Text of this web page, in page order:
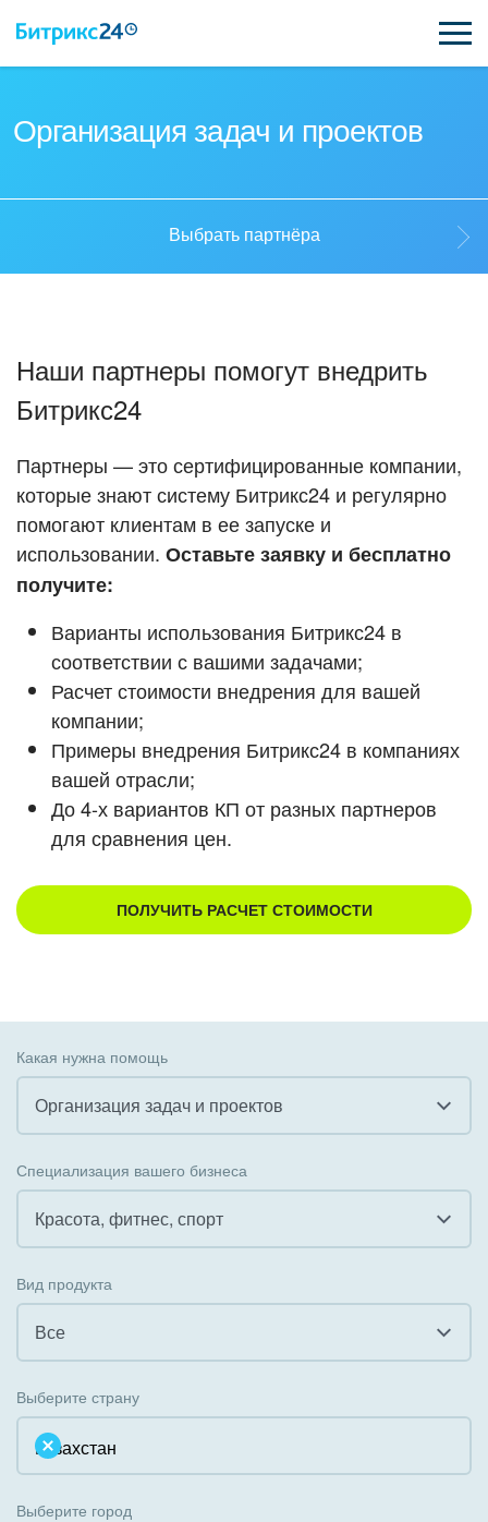
ПОЛУЧИТЬ БЕСПЛАТНО
ВХОД
ВХОД
Организация задач и проектов
Стать партнёром
Кейсы партнеров
Смотреть видеокейсы
Выбрать партнёра
Наши партнеры помогут внедрить
Битрикс24
Партнеры — это сертифицированные компании,
которые знают систему Битрикс24 и регулярно
помогают клиентам в ее запуске и
использовании. Оставьте заявку и бесплатно
получите:
Варианты использования Битрикс24 в
соответствии с вашими задачами;
Расчет стоимости внедрения для вашей
компании;
Примеры внедрения Битрикс24 в компаниях
вашей отрасли;
До 4-х вариантов КП от разных партнеров
для сравнения цен.
ПОЛУЧИТЬ РАСЧЕТ СТОИМОСТИ
Какая нужна помощь
Организация задач и проектов
Внедрение КЭДО
Интеграция с 1С
Внедрение Бизнес-процессов
Системное администрирование
Специализация вашего бизнеса
Красота, фитнес, спорт
Государственные организации
Коммунальные услуги, ЖКХ
Некоммерческие, религиозные организации,
Вид продукта
Все
Облачный Битрикс24
Коробочная версия
Выберите страну
Выберите город